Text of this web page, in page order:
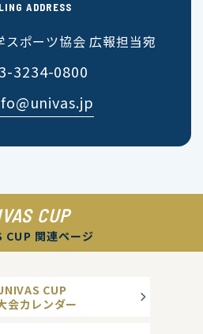
ADDRESS
スポーツ協会 広報担当宛
3234-0800
CUP
CUP 関連ページ
CUP
会カレンダー